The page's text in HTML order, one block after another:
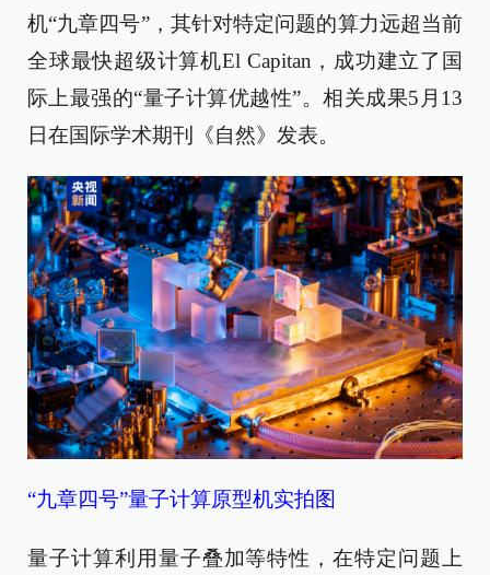
机“九章四号”，其针对特定问题的算力远超当前
全球最快超级计算机El Capitan，成功建立了国
际上最强的“量子计算优越性”。相关成果5月13
日在国际学术期刊《自然》发表。
“九章四号”量子计算原型机实拍图
量子计算利用量子叠加等特性，在特定问题上